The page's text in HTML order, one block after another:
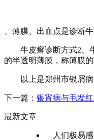
、薄膜、出血点是诊断
牛皮癣诊断方式2、牛
的半透明薄膜，称薄膜的
以上是郑州市银屑病研
下一篇： 银宵病与毛发
最新文章
人们极易感